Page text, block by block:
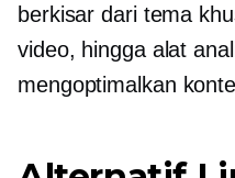
berkisar dari tema
video, hingga alat
mengoptimalkan